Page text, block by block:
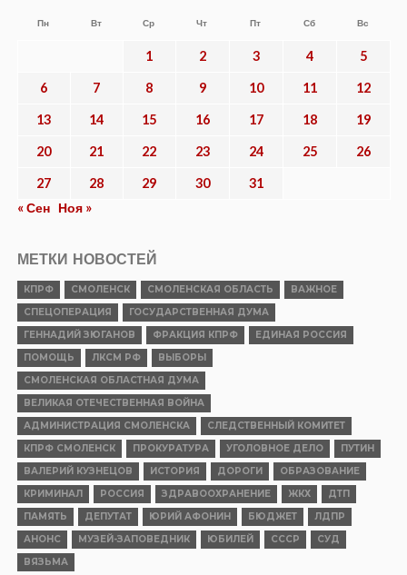
Пн Вт Ср Чт Пт Сб Вс
1 2 3 4 5
6 7 8 9 10 11 12
13 14 15 16 17 18 19
20 21 22 23 24 25 26
27 28 29 30
31
« Сен
Ноя »
МЕТКИ НОВОСТЕЙ
КПРФ СМОЛЕНСК СМОЛЕНСКАЯ ОБЛАСТЬ
ВАЖНОЕ
СПЕЦОПЕРАЦИЯ
ГОСУДАРСТВЕННАЯ ДУМА
ГЕННАДИЙ ЗЮГАНОВ
ФРАКЦИЯ КПРФ
ЕДИНАЯ РОССИЯ
ПОМОЩЬ
ЛКСМ РФ
ВЫБОРЫ
СМОЛЕНСКАЯ ОБЛАСТНАЯ ДУМА
ВЕЛИКАЯ ОТЕЧЕСТВЕННАЯ ВОЙНА
АДМИНИСТРАЦИЯ СМОЛЕНСКА
СЛЕДСТВЕННЫЙ КОМИТЕТ
КПРФ СМОЛЕНСК
ПРОКУРАТУРА УГОЛОВНОЕ ДЕЛО
ПУТИН
ВАЛЕРИЙ КУЗНЕЦОВ
ИСТОРИЯ ДОРОГИ
ОБРАЗОВАНИЕ
КРИМИНАЛ
РОССИЯ ЗДРАВООХРАНЕНИЕ ЖКХ
ДТП
ПАМЯТЬ
ДЕПУТАТ ЮРИЙ АФОНИН БЮДЖЕТ
ЛДПР
АНОНС
МУЗЕЙ-ЗАПОВЕДНИК ЮБИЛЕЙ СССР
СУД
ВЯЗЬМА